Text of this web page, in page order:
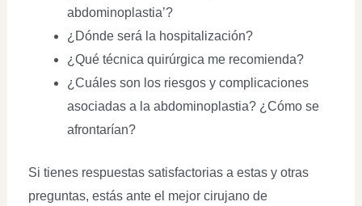
abdominoplastia’?
¿Dónde será la hospitalización?
¿Qué técnica quirúrgica me recomienda?
¿Cuáles son los riesgos y complicaciones
asociadas a la abdominoplastia? ¿Cómo se
afrontarían?
Si tienes respuestas satisfactorias a estas y otras
preguntas, estás ante el mejor cirujano de